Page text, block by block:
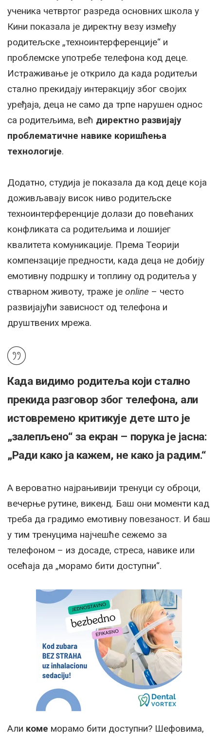
ученика четвртог разреда основних школа у
Кини показала је директну везу између
родитељске „техноинтерференције“ и
проблемске употребе телефона код деце.
Истраживање је открило да када родитељи
стално прекидају интеракцију због својих
уређаја, деца не само да трпе нарушен однос
са родитељима, већ директно развијају
проблематичне навике коришћења
технологије.
Додатно, студија је показала да код деце која
доживљавају висок ниво родитељске
техноинтерференције долази до повећаних
конфликата са родитељима и лошијег
квалитета комуникације. Према Теорији
компензације предности, када деца не добију
емотивну подршку и топлину од родитеља у
стварном животу, траже је online – често
развијајући зависност од телефона и
друштвених мрежа.
Када видимо родитеља који стално
прекида разговор због телефона, али
истовремено критикује дете што је
„залепљено“ за екран – порука је јасна:
„Ради како ја кажем, не како ја радим.“
А вероватно најрањивији тренуци су оброци,
вечерње рутине, викенд. Баш они моменти кад
треба да градимо емотивну повезаност. И баш
у тим тренуцима најчешће сежемо за
телефоном – из досаде, стреса, навике или
осећаја да „морамо бити доступни“.
Али коме морамо бити доступни? Шефовима,